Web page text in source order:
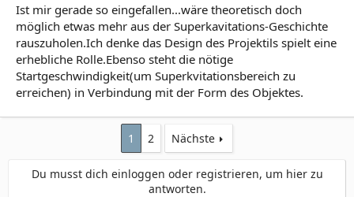
Ist mir gerade so eingefallen...wäre theoretisch doch
möglich etwas mehr aus der Superkavitations-Geschichte
rauszuholen.Ich denke das Design des Projektils spielt eine
erhebliche Rolle.Ebenso steht die nötige
Startgeschwindigkeit(um Superkvitationsbereich zu
erreichen) in Verbindung mit der Form des Objektes.
1 2 Nächste
Du musst dich einloggen oder registrieren, um hier zu
antworten.